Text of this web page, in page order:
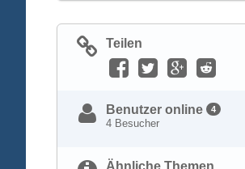
Teilen
Benutzer online 4
4 Besucher
Ähnliche Themen